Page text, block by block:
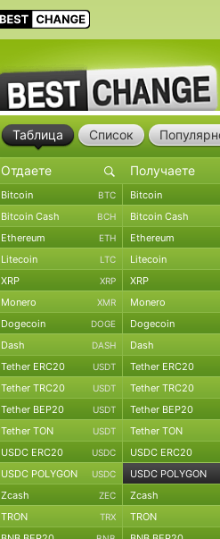
Таблица Список
Bitcoin BTC Bitcoin
Bitcoin Cash BCH Bitcoin Cash
Ethereum ETH Ethereum
Litecoin LTC Litecoin
XRP XRP XRP
Monero XMR Monero
Dogecoin DOGE Dogecoin
Dash DASH Dash
Tether ERC20 USDT Tether ERC20
Tether TRC20 USDT Tether TRC20
Tether BEP20 USDT Tether BEP20
Tether TON USDT Tether TON
USDC ERC20 USDC USDC ERC20
USDC POLYGON USDC USDC POLYGON
Zcash ZEC Zcash
TRON TRX TRON